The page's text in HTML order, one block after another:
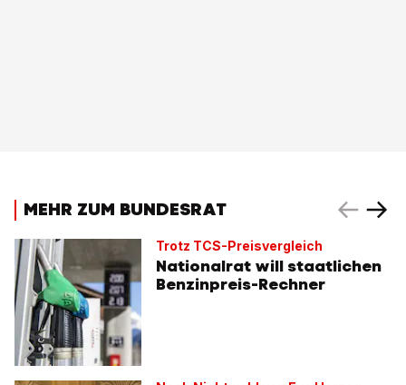
MEHR ZUM BUNDESRAT
Trotz TCS-Preisvergleich
Nationalrat will staatlichen
Benzinpreis-Rechner